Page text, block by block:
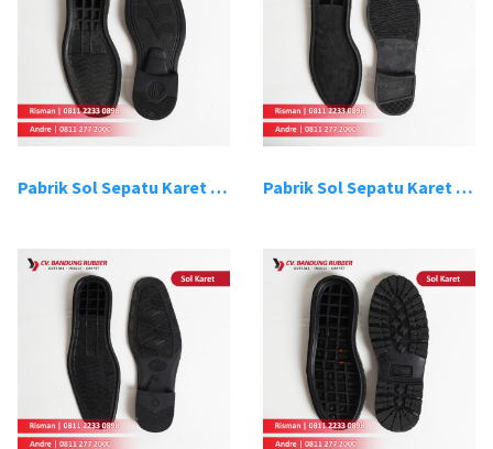
Pabrik Sol Sepatu Karet Bandung 3 Pabrik Sol Sepatu Karet Bandung 4